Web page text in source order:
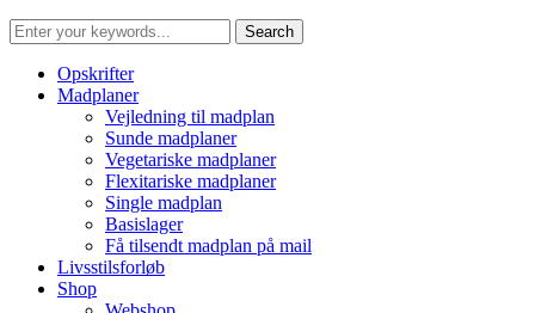
Opskrifter
Madplaner
Vejledning til madplan
Sunde madplaner
Vegetariske madplaner
Flexitariske madplaner
Single madplan
Basislager
Få tilsendt madplan på mail
Livsstilsforløb
Shop